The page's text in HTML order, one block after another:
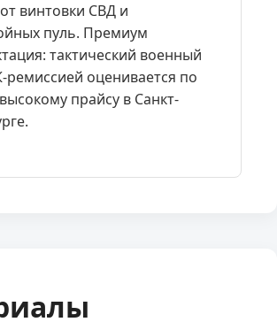
винтовки СВД и
пуль. Премиум
тактический военный
ремиссией оценивается по
прайсу в Санкт-